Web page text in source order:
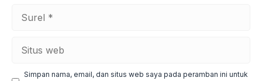
Simpan nama, email, dan situs web saya pada peramban ini untuk